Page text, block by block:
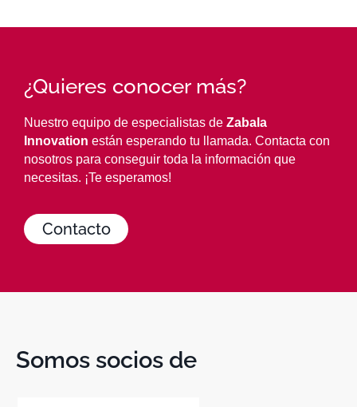
¿Quieres conocer más?
Nuestro equipo de especialistas de Zabala
Innovation están esperando tu llamada. Contacta con
nosotros para conseguir toda la información que
necesitas. ¡Te esperamos!
Contacto
Somos socios de